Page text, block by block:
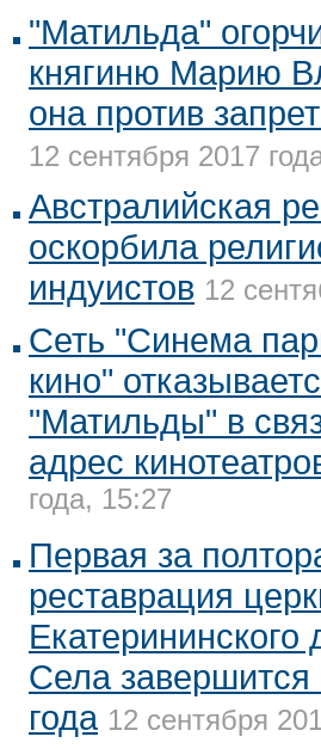
"Матильда"
княгиню Марию
она против
12 сентября 2017
Австралийская
оскорбила
индуистов 12
Сеть "Синема
кино"
"Матильды" в
адрес
года, 15:27
Первая за
реставрация
Екатерининского
Села завершится
года 12 сентября